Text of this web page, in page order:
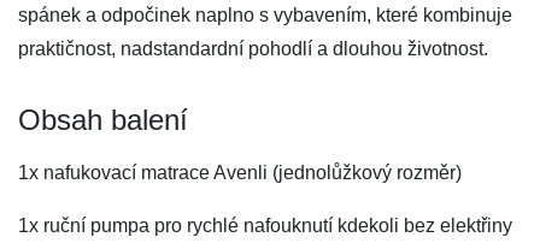
spánek a odpočinek naplno s vybavením, které kombinuje
praktičnost, nadstandardní pohodlí a dlouhou životnost.
Obsah balení
1x nafukovací matrace Avenli (jednolůžkový rozměr)
1x ruční pumpa pro rychlé nafouknutí kdekoli bez elektřiny